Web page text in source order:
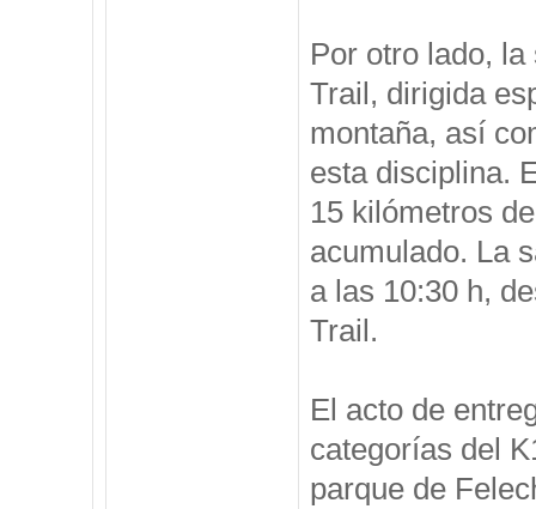
Por otro lado,
Trail, dirigida
montaña, así
esta disciplina.
15 kilómetros
acumulado. La
a las 10:30 h,
Trail.
El acto de
categorías del
parque de